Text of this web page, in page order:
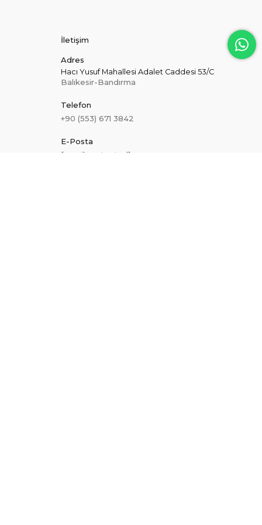
İletişim
Adres
Hacı Yusuf Mahallesi Adalet Caddesi 53/C
Balıkesir-Bandırma
Telefon
+90 (553) 671 3842
E-Posta
[email protected]